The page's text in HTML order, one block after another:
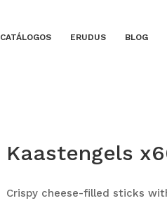
CATÁLOGOS ERUDUS BLOG
Kaastengels
Crispy cheese-filled sticks